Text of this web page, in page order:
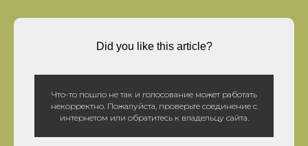
Did you like this article?
Что-то пошло не так и голосование может работать
некорректно. Пожалуйста, проверьте соединение с
интернетом или обратитесь к владельцу сайта.